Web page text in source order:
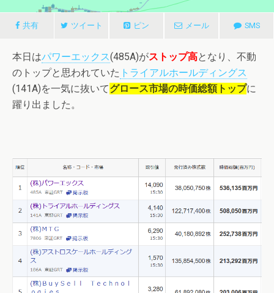
共有 ツイート ピン メール SMS
本日はパワーエックス(485A)がストップ高となり、不動
のトップと思われていた トライアルホールディングス
(141A)を一気に抜いてグロース市場の時価総額トップに
躍り出ました。